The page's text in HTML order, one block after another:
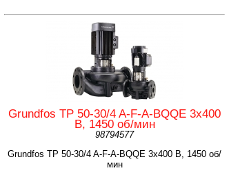
Grundfos TP 50-30/4 A-F-A-BQQE 3x400
В, 1450 об/мин
98794577
Grundfos TP 50-30/4 A-F-A-BQQE 3x400 В, 1450 об/
мин